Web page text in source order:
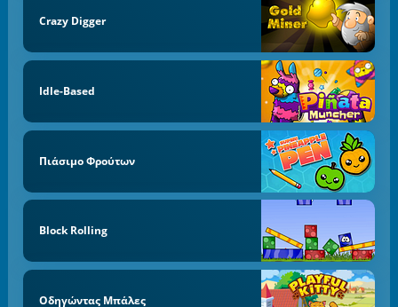
Crazy Digger
Idle-Based
Πιάσιμο Φρούτων
Block Rolling
Οδηγώντας Μπάλες